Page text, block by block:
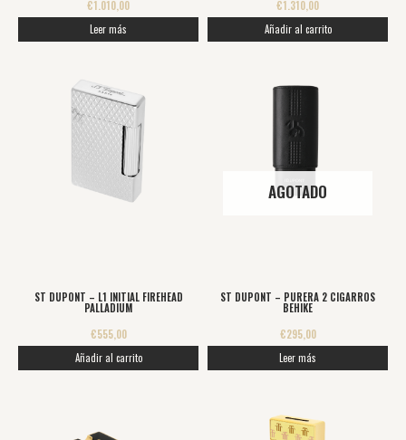
€1.010,00
Leer más
€1.310,00
Añadir al carrito
ST DUPONT – L1 INITIAL FIREHEAD
PALLADIUM
€555,00
Añadir al carrito
AGOTADO
ST DUPONT – PURERA 2 CIGARROS
BEHIKE
€295,00
Leer más